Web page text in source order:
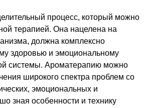
процесс, который можно
терапией. Она нацелена на
должна комплексно
здоровью и эмоциональному
системы. Ароматерапию можно
широкого спектра проблем со
эмоциональных и
зная особенности и технику